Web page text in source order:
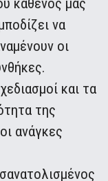
να
οι
και τα
της
ανάγκες